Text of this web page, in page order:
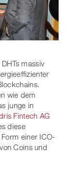
massiv
wie dem
junge in
Fintech AG
diese
einer ICO-
Coins und